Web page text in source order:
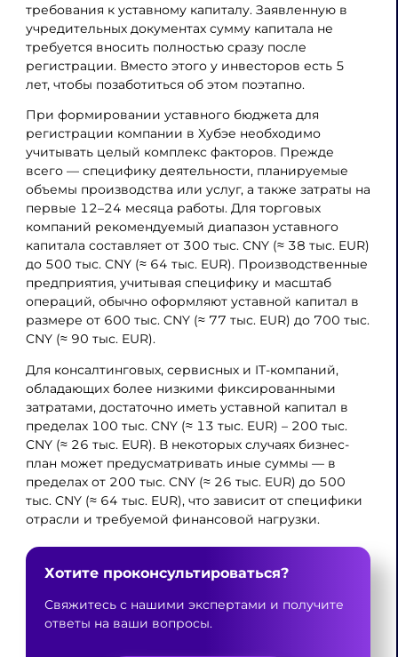
требования к уставному капиталу. Заявленную в
учредительных документах сумму капитала не
требуется вносить полностью сразу после
регистрации. Вместо этого у инвесторов есть 5
лет, чтобы позаботиться об этом поэтапно.
При формировании уставного бюджета для
регистрации компании в Хубэе необходимо
учитывать целый комплекс факторов. Прежде
всего — специфику деятельности, планируемые
объемы производства или услуг, а также затраты на
первые 12–24 месяца работы. Для торговых
компаний рекомендуемый диапазон уставного
капитала составляет от 300 тыс. CNY (≈ 38 тыс. EUR)
до 500 тыс. CNY (≈ 64 тыс. EUR). Производственные
предприятия, учитывая специфику и масштаб
операций, обычно оформляют уставной капитал в
размере от 600 тыс. CNY (≈ 77 тыс. EUR) до 700 тыс.
CNY (≈ 90 тыс. EUR).
Для консалтинговых, сервисных и IT-компаний,
обладающих более низкими фиксированными
затратами, достаточно иметь уставной капитал в
пределах 100 тыс. CNY (≈ 13 тыс. EUR) – 200 тыс.
CNY (≈ 26 тыс. EUR). В некоторых случаях бизнес-
план может предусматривать иные суммы — в
пределах от 200 тыс. CNY (≈ 26 тыс. EUR) до 500
тыс. CNY (≈ 64 тыс. EUR), что зависит от специфики
отрасли и требуемой финансовой нагрузки.
Хотите проконсультироваться?
Свяжитесь с нашими экспертами и получите
ответы на ваши вопросы.